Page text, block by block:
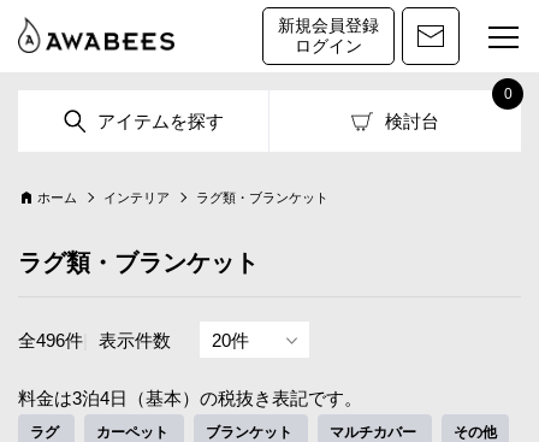
新規会員登録
ログイン
アイテムを探す 検討台
0
ホーム インテリア ラグ類・ブランケット
ラグ類・ブランケット
全496件 表示件数
料金は3泊4日（基本）の税抜き表記です。
ラグ カーペット ブランケット マルチカバー その他